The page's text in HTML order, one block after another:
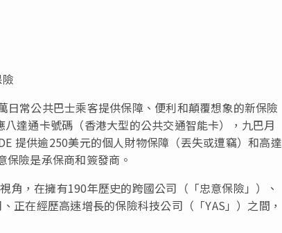
日常公共巴士乘客提供保障、便利和顛覆想象的新保險
達通卡號碼（香港大型的公共交通智能卡），九巴月
提供逾250美元的個人財物保障（丟失或遭竊）和高達
險是承保商和簽發商。
角 ，在擁有190年歷史的跨國公司（「忠意保險」）、
正在經歷高速增長的保險科技公司（「YAS」）之間，